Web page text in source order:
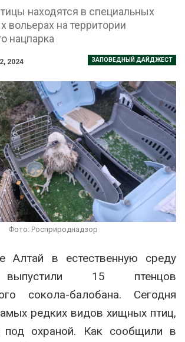
находятся в специальных
вольерах на территории
нацпарка
ЗАПОВЕДНЫЙ ДАЙДЖЕСТ
2024
Фото: Росприроднадзор
Алтай в естественную среду
выпустили 15 птенцов
сокола-балобана. Сегодня
редких видов хищных птиц,
под охраной. Как сообщили в